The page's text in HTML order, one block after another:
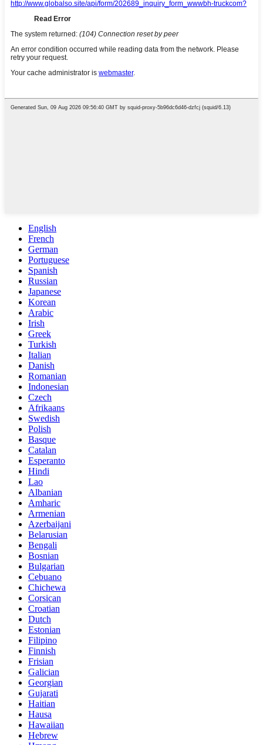
English
French
German
Portuguese
Spanish
Russian
Japanese
Korean
Arabic
Irish
Greek
Turkish
Italian
Danish
Romanian
Indonesian
Czech
Afrikaans
Swedish
Polish
Basque
Catalan
Esperanto
Hindi
Lao
Albanian
Amharic
Armenian
Azerbaijani
Belarusian
Bengali
Bosnian
Bulgarian
Cebuano
Chichewa
Corsican
Croatian
Dutch
Estonian
Filipino
Finnish
Frisian
Galician
Georgian
Gujarati
Haitian
Hausa
Hawaiian
Hebrew